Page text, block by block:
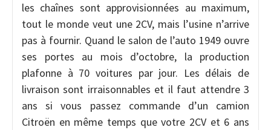
les chaînes sont approvisionnées au maximum,
tout le monde veut une 2CV, mais l’usine n’arrive
pas à fournir. Quand le salon de l’auto 1949 ouvre
ses portes au mois d’octobre, la production
plafonne à 70 voitures par jour. Les délais de
livraison sont irraisonnables et il faut attendre 3
ans si vous passez commande d’un camion
Citroën en même temps que votre 2CV et 6 ans